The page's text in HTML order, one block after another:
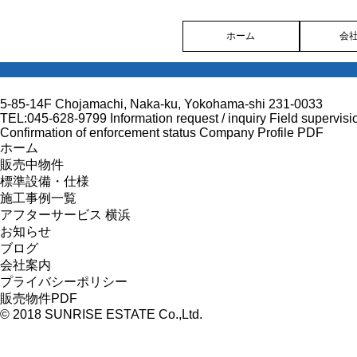
ホーム 会
5-85-14F Chojamachi, Naka-ku, Yokohama-shi 231-0033
TEL:045-628-9799 Information request / inquiry Field
Confirmation of enforcement status Company Profile PDF
ホーム
販売中物件
標準設備・仕様
施工事例一覧
アフターサービス 横浜
お知らせ
ブログ
会社案内
プライバシーポリシー
販売物件PDF
© 2018 SUNRISE ESTATE Co.,Ltd.